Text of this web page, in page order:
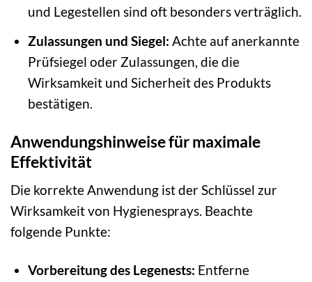
und Legestellen sind oft besonders verträglich.
Zulassungen und Siegel: Achte auf anerkannte
Prüfsiegel oder Zulassungen, die die
Wirksamkeit und Sicherheit des Produkts
bestätigen.
Anwendungshinweise für maximale
Effektivität
Die korrekte Anwendung ist der Schlüssel zur
Wirksamkeit von Hygienesprays. Beachte
folgende Punkte:
Vorbereitung des Legenests: Entferne